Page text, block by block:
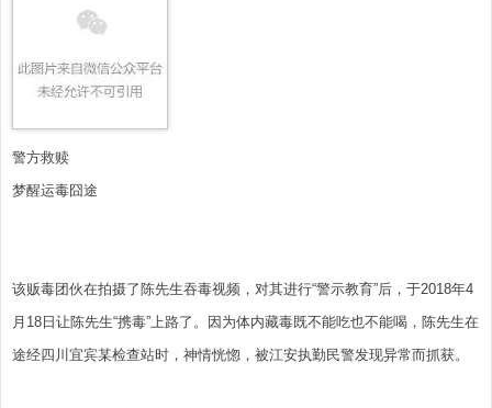
警方救赎
梦醒运毒囧途
该贩毒团伙在拍摄了陈先生吞毒视频，对其进行“警示教育”后，于2018年4
月18日让陈先生“携毒”上路了。因为体内藏毒既不能吃也不能喝，陈先生在
途经四川宜宾某检查站时，神情恍惚，被江安执勤民警发现异常而抓获。